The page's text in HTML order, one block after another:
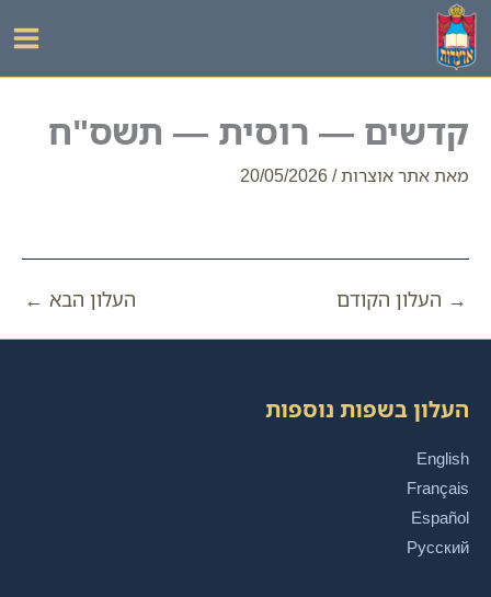
דילוג
לתוכן
קדשים — רוסית — תשס"ח
מאתאתר אוצרות/
20/05/2026
→ העלון הקודם העלון הבא ←
העלון בשפות נוספות
English
Français
Español
Русский